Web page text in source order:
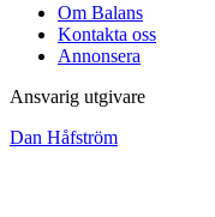
Om Balans
Kontakta oss
Annonsera
Ansvarig utgivare
Dan Håfström